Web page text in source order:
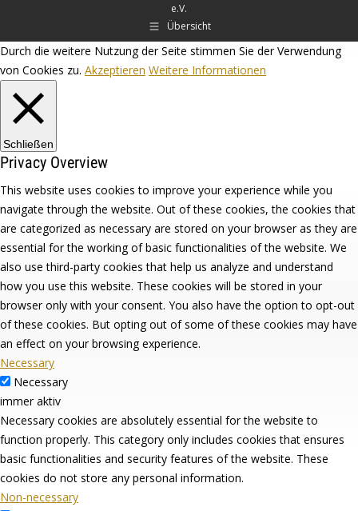
e.V.
Übersicht
Durch die weitere Nutzung der Seite stimmen Sie der Verwendung
von Cookies zu. Akzeptieren Weitere Informationen
Schließen
Privacy Overview
This website uses cookies to improve your experience while you
navigate through the website. Out of these cookies, the cookies that
are categorized as necessary are stored on your browser as they are
essential for the working of basic functionalities of the website. We
also use third-party cookies that help us analyze and understand
how you use this website. These cookies will be stored in your
browser only with your consent. You also have the option to opt-out
of these cookies. But opting out of some of these cookies may have
an effect on your browsing experience.
Necessary
Necessary
immer aktiv
Necessary cookies are absolutely essential for the website to
function properly. This category only includes cookies that ensures
basic functionalities and security features of the website. These
cookies do not store any personal information.
Non-necessary